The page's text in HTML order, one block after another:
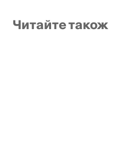
Читайте також